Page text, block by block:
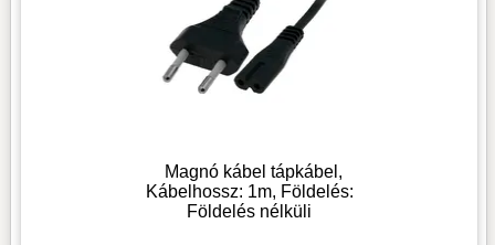
Magnó kábel tápkábel,
Kábelhossz: 1m, Földelés:
Földelés nélküli